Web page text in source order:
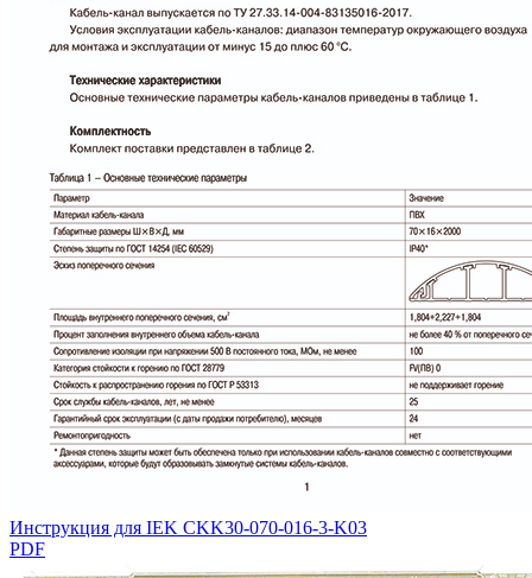
Инструкция для IEK CKK30-070-016-3-K03
PDF